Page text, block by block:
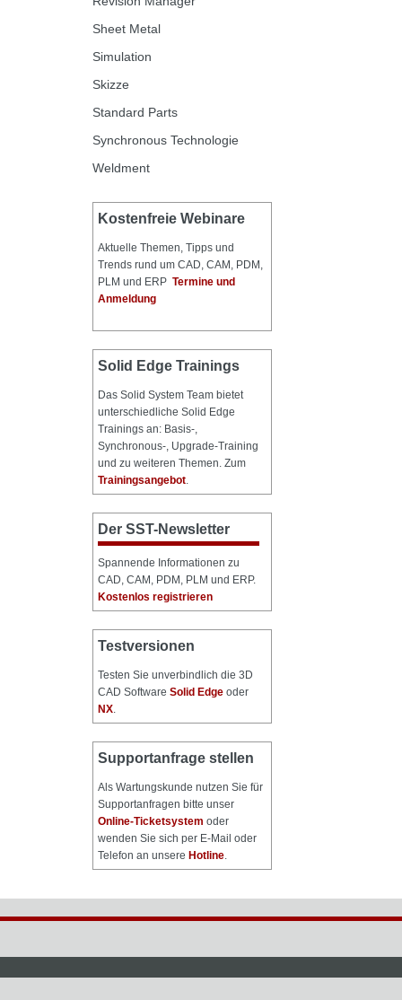
Sheet Metal
Simulation
Skizze
Standard Parts
Synchronous Technologie
Weldment
Kostenfreie Webinare
Aktuelle Themen, Tipps und
Trends rund um CAD, CAM, PDM,
PLM und ERPTermine und
Anmeldung
Solid Edge Trainings
Das Solid System Team bietet
unterschiedliche Solid Edge
Trainings an: Basis-,
Synchronous-, Upgrade-Training
und zu weiteren Themen. Zum
Trainingsangebot
Der SST-Newsletter
Spannende Informationen zu
CAD, CAM, PDM, PLM und ERP.
Kostenlos registrieren
Testversionen
Testen Sie unverbindlich die 3D
CAD SoftwareSolid Edge oder
NX
Supportanfrage stellen
Als Wartungskunde nutzen Sie für
Supportanfragen bitte unser
Online-Ticketsystem oder
wenden Sie sich per E-Mail oder
Telefon an unsereHotline